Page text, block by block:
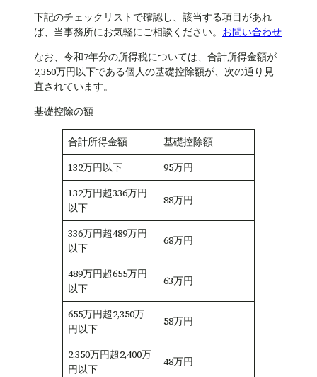
下記のチェックリストで確認し、該当する項目があれ
ば、当事務所にお気軽にご相談ください。 お問い合わせ
なお、令和7年分の所得税については、合計所得金額が
2,350万円以下である個人の基礎控除額が、次の通り見
直されています。
基礎控除の額
合計所得金額
基礎控除額
132万円以下
95万円
132万円超336万円
以下
88万円
336万円超489万円
以下
68万円
489万円超655万円
以下
63万円
655万円超2,350万
円以下
58万円
2,350万円超2,400万
円以下
48万円